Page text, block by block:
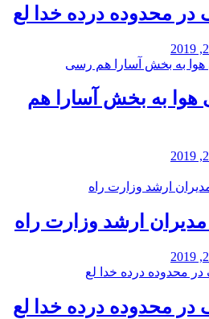
در محدوده درده خدا لع
هوا به بخش آسارا هم
مدیران ارشد وزارت راه
در محدوده درده خدا لع